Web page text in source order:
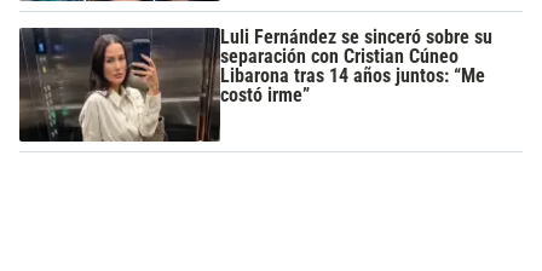
Luli Fernández se sinceró sobre su
separación con Cristian Cúneo
Libarona tras 14 años juntos: “Me
costó irme”